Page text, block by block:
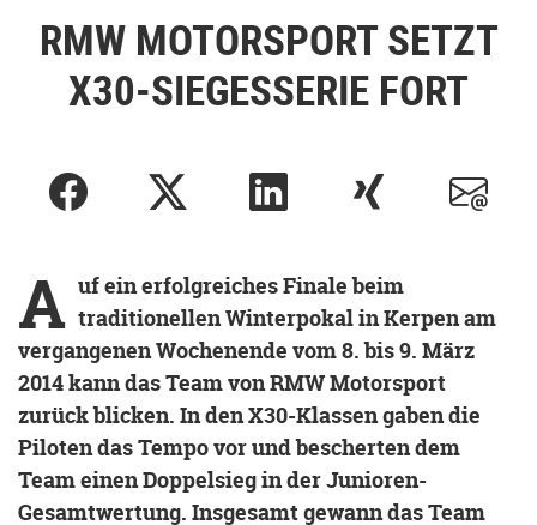
RMW MOTORSPORT SETZT
X30-SIEGESSERIE FORT
A uf ein erfolgreiches Finale beim
traditionellen Winterpokal in Kerpen am
vergangenen Wochenende vom 8. bis 9. März
2014 kann das Team von RMW Motorsport
zurück blicken. In den X30-Klassen gaben die
Piloten das Tempo vor und bescherten dem
Team einen Doppelsieg in der Junioren-
Gesamtwertung. Insgesamt gewann das Team